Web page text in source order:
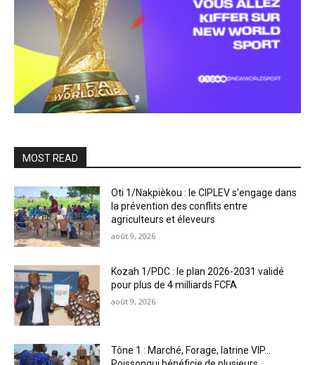
MOST READ
Oti 1/Nakpièkou : le CIPLEV s’engage dans
la prévention des conflits entre
agriculteurs et éleveurs
août 9, 2026
Kozah 1/PDC : le plan 2026-2031 validé
pour plus de 4 milliards FCFA
août 9, 2026
Tône 1 : Marché, Forage, latrine VIP…